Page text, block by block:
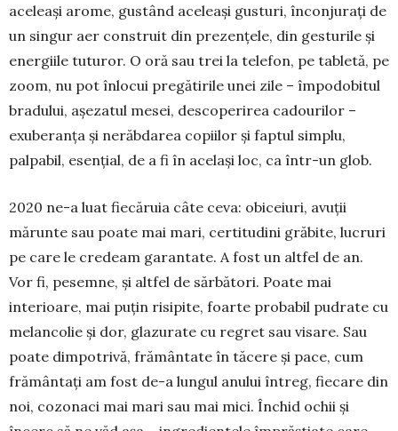
aceleași arome, gus­tând aceleași gusturi, înconjurați de
un sin­gur aer construit din prezențele, din gesturile și
energiile tuturor. O oră sau trei la telefon, pe tabletă, pe
zoom, nu pot înlocui pregătirile unei zile – îm­po­­dobitul
bradului, așezatul mesei, descoperirea ca­dourilor –
exuberanța și nerăbdarea copiilor și fap­tul simplu,
palpabil, esențial, de a fi în același loc, ca într-un glob.
2020 ne-a luat fiecăruia câte ceva: obiceiuri, avuții
mărunte sau poate mai mari, certitudini gră­bite, lucruri
pe care le credeam garantate. A fost un altfel de an.
Vor fi, pesemne, și altfel de sărbători. Poa­te mai
interioare, mai puțin risipite, foarte pro­babil pudrate cu
melancolie și dor, glazurate cu re­gret sau visare. Sau
poate dimpotrivă, frământate în tăcere și pace, cum
frământați am fost de-a lungul anului întreg, fiecare din
noi, cozonaci mai mari sau mai mici. Închid ochii și